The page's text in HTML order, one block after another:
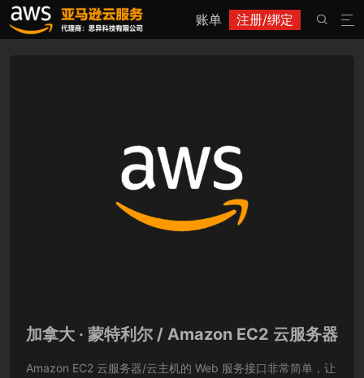
账单 注册/绑定 

加拿大 · 蒙特利尔 / Amazon EC2 云服务器
Amazon EC2 云服务器/云主机的 Web 服务接口非常简单，让